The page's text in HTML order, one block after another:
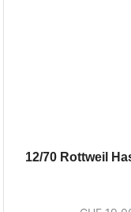
12/70 Rottweil